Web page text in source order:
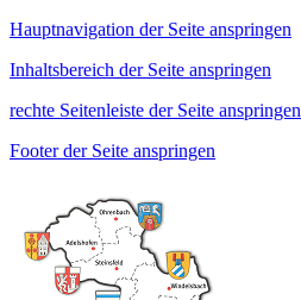
Hauptnavigation der Seite anspringen
Inhaltsbereich der Seite anspringen
rechte Seitenleiste der Seite anspringen
Footer der Seite anspringen